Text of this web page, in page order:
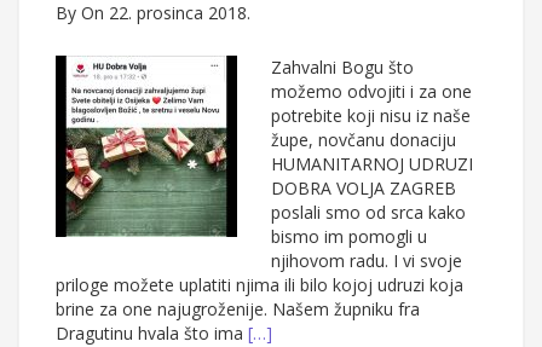
By On 22. prosinca 2018.
Zahvalni Bogu što
možemo odvojiti i za one
potrebite koji nisu iz naše
župe, novčanu donaciju
HUMANITARNOJ UDRUZI
DOBRA VOLJA ZAGREB
poslali smo od srca kako
bismo im pomogli u
njihovom radu. I vi svoje
priloge možete uplatiti njima ili bilo kojoj udruzi koja
brine za one najugroženije. Našem župniku fra
Dragutinu hvala što ima […]